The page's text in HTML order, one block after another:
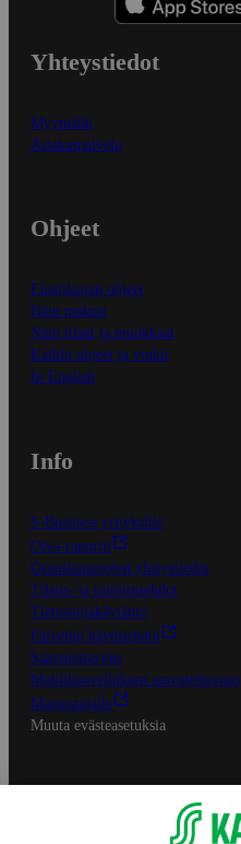
Yhteystiedot
Myymälät
Asiakaspalvelu
Ohjeet
Ensitilaajan ohjeet
Näin maksat
Näin tilaat ja muokkaat
Kaikki ohjeet ja vinkit
In English
Info
S-Business yrityksille
Oiva-raportit
Osuuskauppojen yhteystiedot
Tilaus- ja toimitusehdot
Tietosuojakäytäntö
Palvelun käyttöehdot
Saavutettavuus
Mobiilisovelluksen saavutettavuus
Mainostajalle
Muuta evästeasetuksia
S-ryhmän palvelut